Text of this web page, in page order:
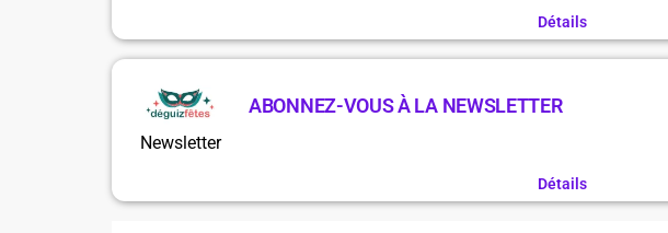
Détails
Newsletter
ABONNEZ-VOUS À LA NEWSLETTER
Détails